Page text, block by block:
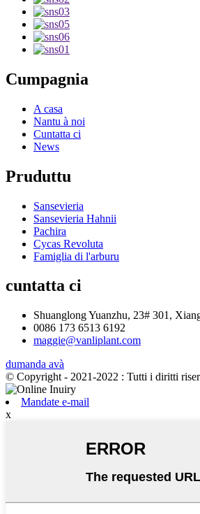
Cumpagnia
A casa
Nantu à noi
Cuntatta ci
News
Pruduttu
Sansevieria
Sansevieria Hahnii
Pachira
Cycas Revoluta
Famiglia di l'arburu
cuntatta ci
Shuanglong Yuanzhu, 23# 301,
0086 173 6513 6192
maggie@vanliplant.com
dumanda avà
© Copyright - 2021-2022 : Tutti i diritti
Mandate e-mail
x